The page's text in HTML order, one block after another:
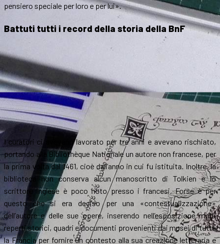
pensiero speciale per loro e per lui».
Battuti tutti i record della storia della BnF
I curatori ci avevano lavorato per tre anni e avevano rischiato,
portando alla Bibliothèque Nationale un autore non francese, per
la prima volta dal 1461, cioè dall’anno in cui fu istituita. Inoltre, la
biblioteca non conserva alcun manoscritto di Tolkien e lo
scrittore inglese è poco noto presso i francesi. Forse è per
questo che si era deciso per una «contestualizzazione»
dell’autore e delle sue opere, inserendo nell’esposizione molti
reperti storici, quadri e documenti provenienti dai musei di tutta
la Francia per fornire un contesto alla sua creazione letteraria e